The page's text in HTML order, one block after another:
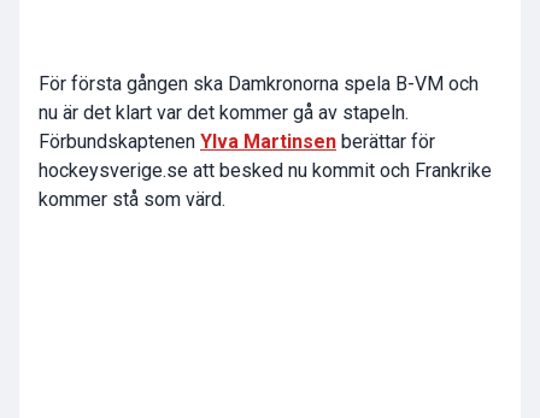
För första gången ska Damkronorna spela B-VM och
nu är det klart var det kommer gå av stapeln.
Förbundskaptenen Ylva Martinsen berättar för
hockeysverige.se att besked nu kommit och Frankrike
kommer stå som värd.